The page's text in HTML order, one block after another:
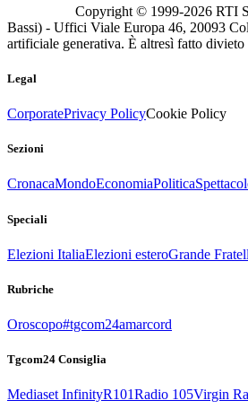
Copyright © 1999-2026 RTI
Bassi) - Uffici Viale Europa 46, 20093
artificiale generativa. È altresì fatto
Legal
CorporatePrivacy PolicyCookie Policy
Sezioni
CronacaMondoEconomiaPolitica
Speciali
Elezioni ItaliaElezioni esteroGrande
Rubriche
Oroscopo#tgcom24amarcord
Tgcom24 Consiglia
Mediaset InfinityR101Radio 105Virgin